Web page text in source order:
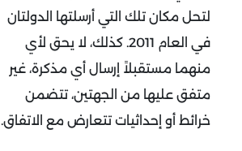
لتحل مكان تلك التي أرسلتها الدولتان
في العام 2011. كذلك، لا يحق لأي
منهما مستقبلاً إرسال أي مذكرة، غير
متفق عليها من الجهتين، تتضمن
خرائط أو إحداثيات تتعارض مع الاتفاق.